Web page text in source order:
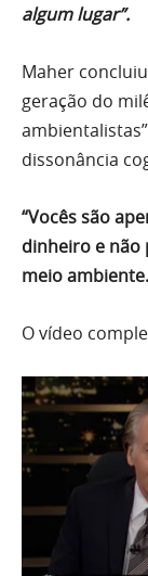
algum lugar”.
Maher
geração do
dissonância
“Vocês são
dinheiro e não
meio
O vídeo